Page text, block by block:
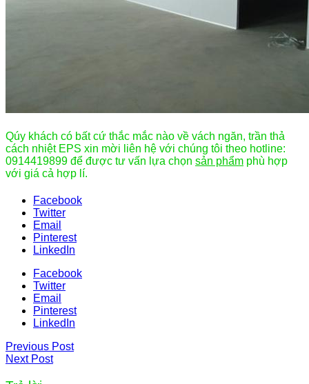
Qúy khách có bất cứ thắc mắc nào về vách ngăn, trần thả
cách nhiệt EPS xin mời liên hệ với chúng tôi theo hotline:
0914419899 để được tư vấn lựa chọn sản phẩm phù hợp
với giá cả hợp lí.
Facebook
Twitter
Email
Pinterest
LinkedIn
Facebook
Twitter
Email
Pinterest
LinkedIn
Previous Post
Next Post